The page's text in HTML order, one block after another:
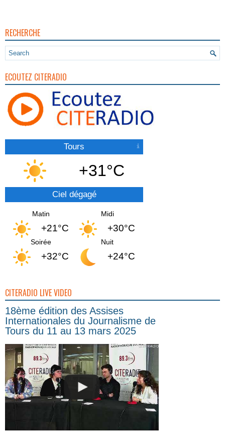
RECHERCHE
ECOUTEZ CITERADIO
Tours
+31°C
Ciel dégagé
Matin
+21°C
Midi
+30°C
Soirée
+32°C
Nuit
+24°C
CITERADIO LIVE VIDEO
18ème édition des Assises
Internationales du Journalisme de
Tours du 11 au 13 mars 2025